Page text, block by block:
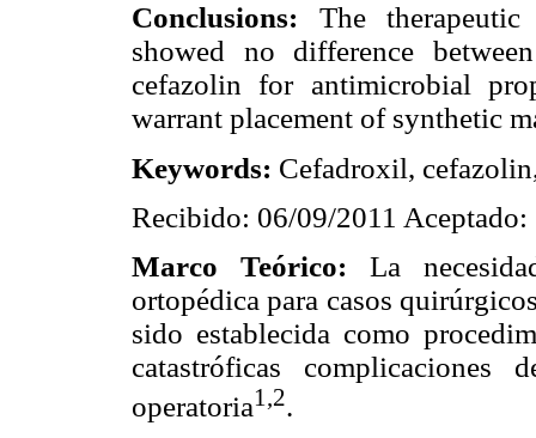
Conclusions: The
showed no difference
cefazolin for antimicrobial
warrant placement of synthetic
Keywords: Cefadroxil,
Recibido: 06/09/2011
Marco Teórico: La
ortopédica para casos
sido establecida como
catastróficas
operatoria1,2.